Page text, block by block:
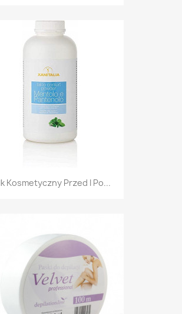
Kosmetyczny Przed I Po...